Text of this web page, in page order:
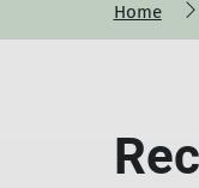
100
Home